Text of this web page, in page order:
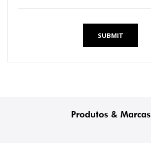
SUBMIT
Produtos & Marcas